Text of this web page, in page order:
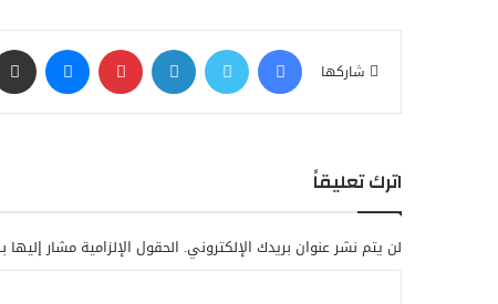
شاركها
اترك تعليقاً
لن يتم نشر عنوان بريدك الإلكتروني. الحقول الإلزامية مشار إليها بـ